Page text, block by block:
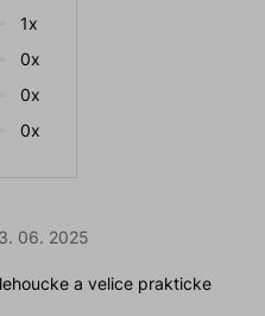
1x
0x
0x
0x
06. 2025
a velice prakticke